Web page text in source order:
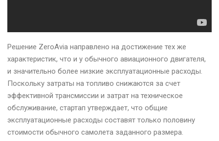
Решение ZeroAvia направлено на достижение тех же
характеристик, что и у обычного авиационного двигателя,
и значительно более низкие эксплуатационные расходы.
Поскольку затраты на топливо снижаются за счет
эффективной трансмиссии и затрат на техническое
обслуживание, стартап утверждает, что общие
эксплуатационные расходы составят только половину
стоимости обычного самолета заданного размера.